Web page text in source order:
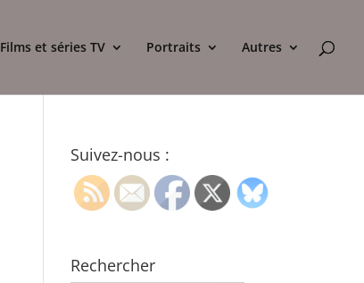
Films et séries TV Portraits Autres
Suivez-nous :
Rechercher